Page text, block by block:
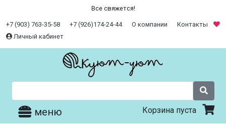
Все свяжется!
+7 (903) 763-35-58 +7 (926)174-24-44 О компании
Контакты
Личный кабинет
меню Корзина пуста